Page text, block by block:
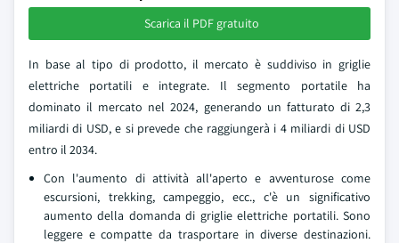
Scarica il PDF gratuito
In base al tipo di prodotto, il mercato è suddiviso in griglie
elettriche portatili e integrate. Il segmento portatile ha
dominato il mercato nel 2024, generando un fatturato di 2,3
miliardi di USD, e si prevede che raggiungerà i 4 miliardi di USD
entro il 2034.
Con l'aumento di attività all'aperto e avventurose come
escursioni, trekking, campeggio, ecc., c'è un significativo
aumento della domanda di griglie elettriche portatili. Sono
leggere e compatte da trasportare in diverse destinazioni.